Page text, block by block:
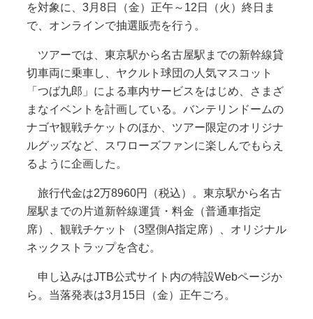
を対象に、3月8日（金）正午～12日（火）終日ま
で、オンラインで抽選販売を行う。
ツアーでは、東京駅から名古屋駅までの新幹線貸
切車両に乗車し、ヤクルト球団の人気マスコット
「つば九郎」による車内サービスをはじめ、さまざ
まなイベントを計画している。バンテリンドームの
ナゴヤ観戦チケットのほか、ツアー限定のオリジナ
ルグッズなど、スワローズファンに楽しんでもらえ
るように企画した。
旅行代金は2万8960円（税込）。東京駅から名古
屋駅までの片道新幹線運賃・料金（普通車指定
席）、観戦チケット（3塁側A指定席）、オリジナル
ネックストラップを含む。
申し込みはJTB公式サイト内の特設Webページか
ら。当落発表は3月15日（金）正午ごろ。